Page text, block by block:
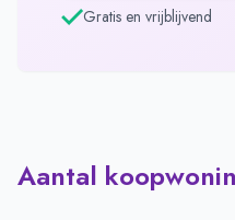
Gratis en vrijblijvend
Aantal